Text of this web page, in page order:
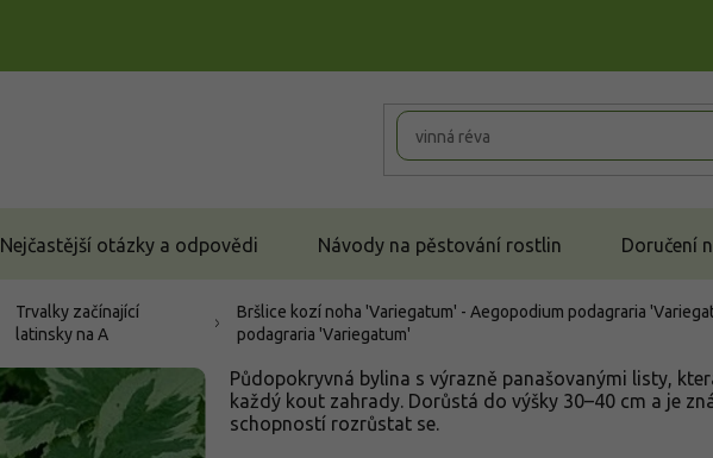
Nejčastější otázky a odpovědi Návody na pěstování rostlin Doručení
Trvalky začínající
latinsky na A
Bršlice kozí noha 'Variegatum' - Aegopodium podagraria
podagraria 'Variegatum'
Půdopokryvná bylina s výrazně panašovanými listy,
každý kout zahrady. Dorůstá do výšky 30–40 cm a je
schopností rozrůstat se.